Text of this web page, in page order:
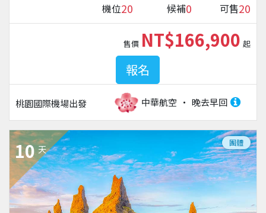
機位20 候補0 可售20
桃園國際機場出發 中華航空 晚去早回
售價 NT$166,900 起
報名
10 天
團體